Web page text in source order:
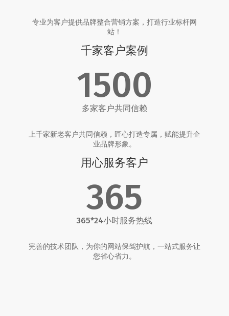
专业为客户提供品牌整合营销方案，打造行业标杆网
站！
千家客户案例
1500
多家客户共同信赖
上千家新老客户共同信赖，匠心打造专属，赋能提升企
业品牌形象。
用心服务客户
365
365*24小时服务热线
完善的技术团队，为你的网站保驾护航，一站式服务让
您省心省力。